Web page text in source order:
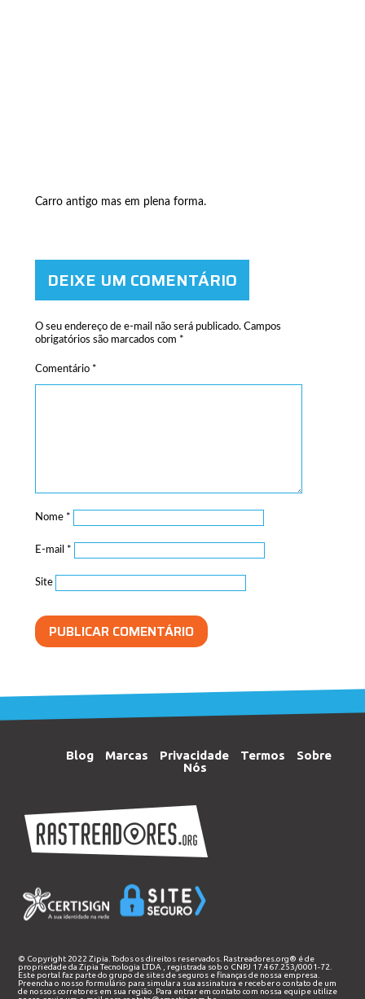
Carro antigo mas em plena forma.
DEIXE UM COMENTÁRIO
O seu endereço de e-mail não será publicado. Campos
obrigatórios são marcados com *
Comentário *
Nome *
E-mail *
Site
Blog Marcas Privacidade Termos
Sobre
Nós
© Copyright 2022 Zipia. Todos os direitos reservados. Rastreadores.org® é de
propriedade daZipia Tecnologia LTDA
, registrada sob o CNPJ 17.467.253/0001-72.
Este portal faz parte do grupo de sites de seguros e finanças de nossa empresa.
Preencha o nosso formulário para simular a sua assinatura e receber o contato de um
de nossos corretores em sua região. Para entrar em contato com nossa equipe utilize